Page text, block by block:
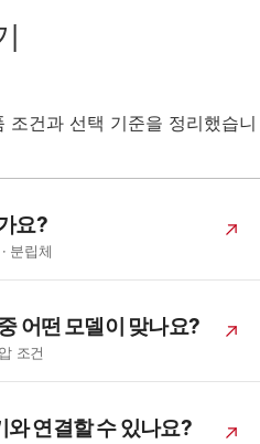
조건과 선택 기준을 정리했습니
요?
분립체
어떤 모델이 맞나요?
조건
연결할 수 있나요?